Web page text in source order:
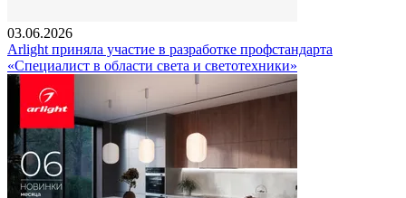
03.06.2026
Arlight приняла участие в разработке профстандарта
«Специалист в области света и светотехники»